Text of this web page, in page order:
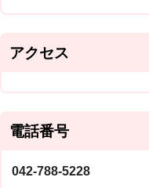
アクセス
電話番号
042-788-5228